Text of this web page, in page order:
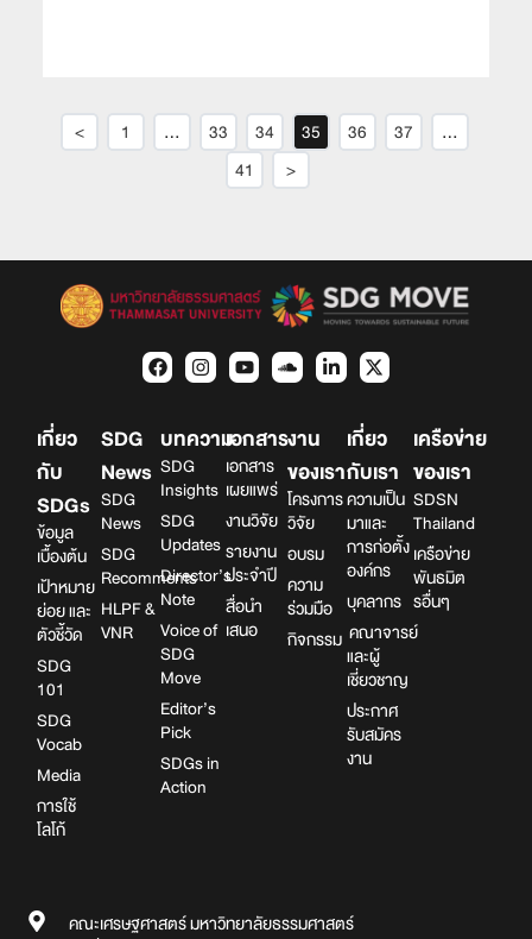
< 1 … 33 34 35 36 37
…
41
>
เกี่ยว
กับ
SDGs
ข้อมูล
เบื้องต้น
เป้าหมาย
ย่อย และ
ตัวชี้วัด
SDG
101
SDG
Vocab
Media
การใช้
โลโก้
SDG
News
SDG
News
SDG
Recomments
HLPF &
VNR
บทความ
SDG
Insights
SDG
Updates
Director’s
Note
Voice of
SDG
Move
Editor’s
Pick
SDGs in
Action
เอกสาร
เอกสาร
เผยแพร่
งานวิจัย
รายงาน
ประจำปี
สื่อนำ
เสนอ
งาน
ของเรา
โครงการ
วิจัย
อบรม
ความ
ร่วมมือ
กิจกรรม
เกี่ยว
กับเรา
ความเป็น
มาและ
การก่อตั้ง
องค์กร
บุคลากร
คณาจารย์
และผู้
เชี่ยวชาญ
ประกาศ
รับสมัคร
งาน
เครือข่าย
ของเรา
SDSN
Thailand
เครือข่าย
พันธมิต
รอื่นๆ
คณะเศรษฐศาสตร์ มหาวิทยาลัยธรรมศาสตร์